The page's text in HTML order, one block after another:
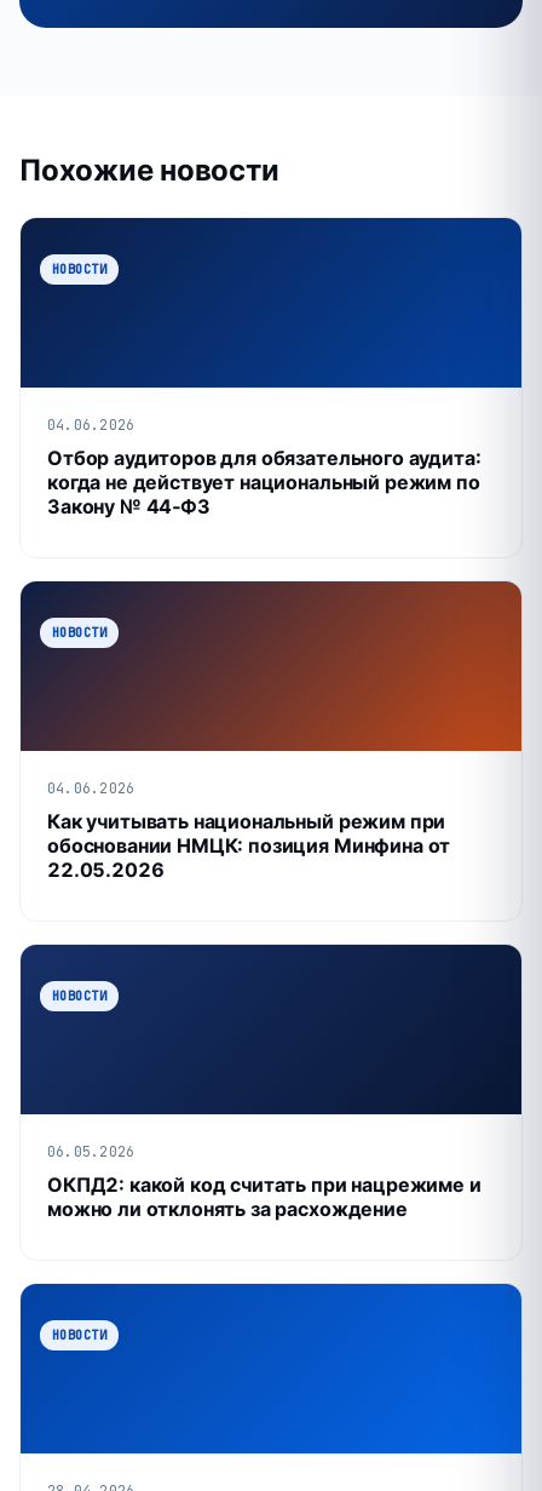
Похожие новости
НОВОСТИ
04.06.2026
Отбор аудиторов для обязательного аудита:
когда не действует национальный режим по
Закону № 44‑ФЗ
НОВОСТИ
04.06.2026
Как учитывать национальный режим при
обосновании НМЦК: позиция Минфина от
22.05.2026
НОВОСТИ
06.05.2026
ОКПД2: какой код считать при нацрежиме и
можно ли отклонять за расхождение
НОВОСТИ